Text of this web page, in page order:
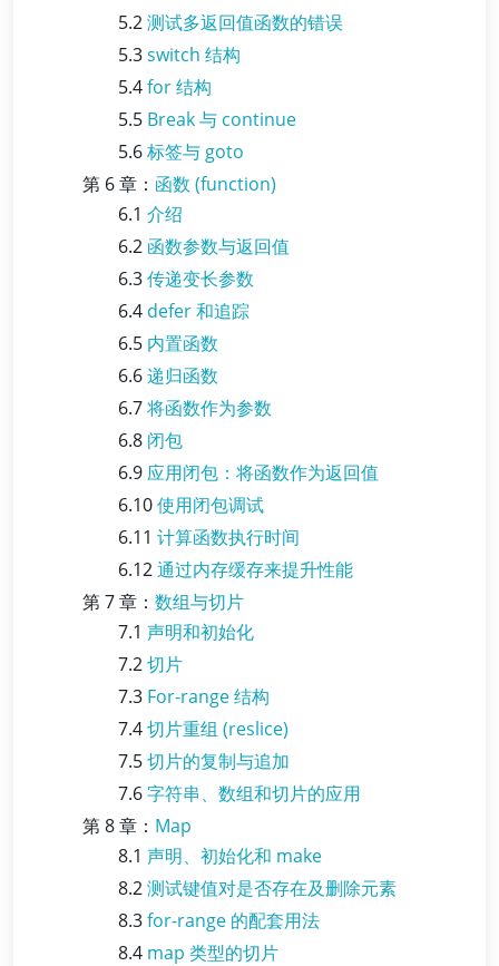
5.2测试多返回值函数的错误
5.3switch 结构
5.4for 结构
5.5 Break 与 continue
5.6标签与 goto
第 6 章： 函数 (function)
6.1 介绍
6.2 函数参数与返回值
6.3传递变长参数
6.4 defer 和追踪
6.5 内置函数
6.6递归函数
6.7将函数作为参数
6.8 闭包
6.9 应用闭包：将函数作为返回值
6.10使用闭包调试
6.11 计算函数执行时间
6.12通过内存缓存来提升性能
第 7 章： 数组与切片
7.1 声明和初始化
7.2切片
7.3 For-range 结构
7.4切片重组 (reslice)
7.5切片的复制与追加
7.6字符串、数组和切片的应用
第 8 章： Map
8.1 声明、初始化和 make
8.2测试键值对是否存在及删除元素
8.3for-range 的配套用法
8.4 map 类型的切片